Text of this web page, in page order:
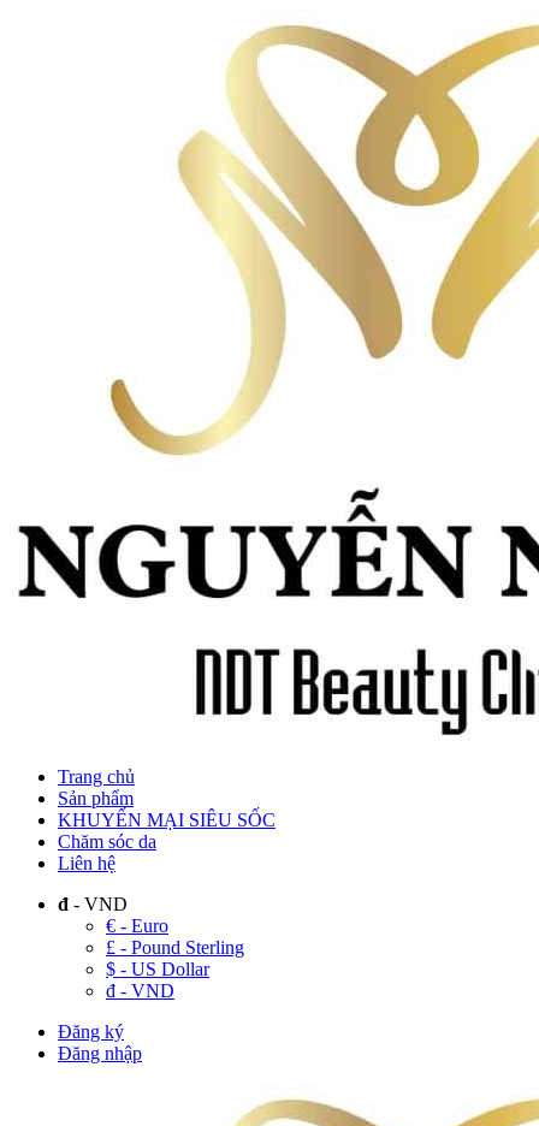
Trang chủ
Sản phẩm
KHUYẾN MẠI SIÊU SỐC
Chăm sóc da
Liên hệ
đ - VND
€ - Euro
£ - Pound Sterling
$ - US Dollar
đ - VND
Đăng ký
Đăng nhập